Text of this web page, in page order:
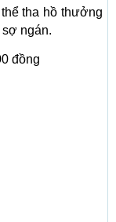
tha hồ thưởng
ngán.
đồng